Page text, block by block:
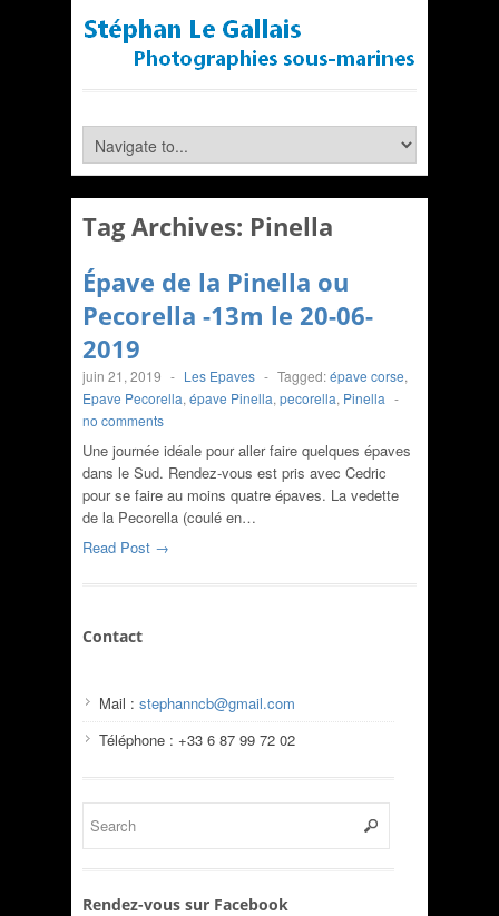
Tag Archives: Pinella
Épave de la Pinella ou
Pecorella -13m le 20-06-
2019
juin 21, 2019 - Les Epaves - Tagged:épave corse,
Epave Pecorella, épave Pinella, pecorella, Pinella -
no comments
Une journée idéale pour aller faire quelques épaves
dans le Sud. Rendez-vous est pris avec Cedric
pour se faire au moins quatre épaves. La vedette
de la Pecorella (coulé en…
Read Post →
Contact
Mail : stephanncb@gmail.com
Téléphone : +33 6 87 99 72 02
Rendez-vous sur Facebook